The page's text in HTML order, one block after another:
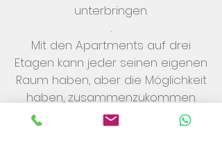
unterbringen.
.
Mit den Apartments auf drei
Etagen kann jeder seinen eigenen
Raum haben, aber die Möglichkeit
haben, zusammenzukommen.
Warum treffen Sie sich nicht in
der Penthouse-Wohnung für Tee